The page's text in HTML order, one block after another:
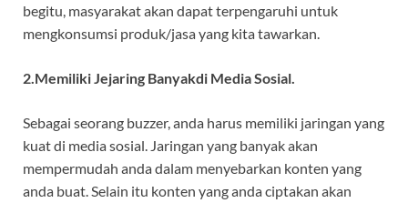
begitu, masyarakat akan dapat terpengaruhi untuk
mengkonsumsi produk/jasa yang kita tawarkan.
2.Memiliki Jejaring Banyakdi Media Sosial.
Sebagai seorang buzzer, anda harus memiliki jaringan yang
kuat di media sosial. Jaringan yang banyak akan
mempermudah anda dalam menyebarkan konten yang
anda buat. Selain itu konten yang anda ciptakan akan